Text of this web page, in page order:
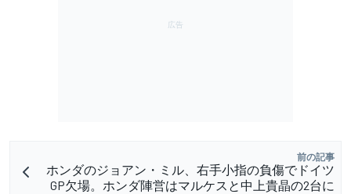
前の記事
ホンダのジョアン・ミル、右手小指の負傷でドイツ
GP欠場。ホンダ陣営はマルケスと中上貴晶の2台に